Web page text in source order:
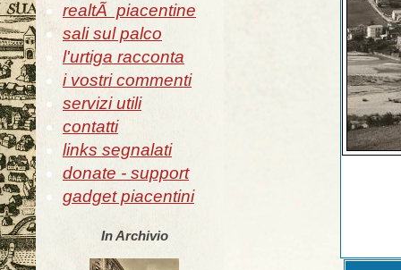
realtÃ piacentine
sali sul palco
l'urtiga racconta
i vostri commenti
servizi utili
contatti
links segnalati
donate - support
gadget piacentini
In Archivio